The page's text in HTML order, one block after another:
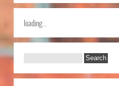
loading...